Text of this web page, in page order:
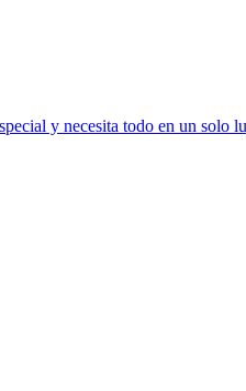
y necesita todo en un solo